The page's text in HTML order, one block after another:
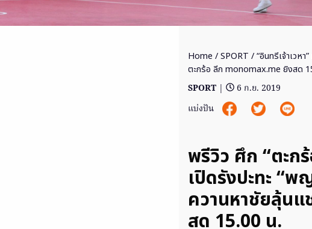
Home /SPORT / “อินทรีเจ้าเวหา
ตะกร้อ ลีก monomax.me ยิงสด
SPORT |
6 ก.ย. 2019
แบ่งปัน
พรีวิว ศึก “ตะก
เปิดรังปะทะ “พ
ควานหาชัยลุ้น
สด 15.00 น.